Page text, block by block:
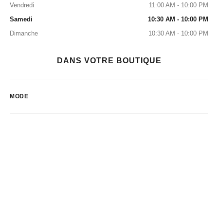
Vendredi
11:00 AM - 10:00 PM
Samedi
10:30 AM - 10:00 PM
Dimanche
10:30 AM - 10:00 PM
DANS VOTRE BOUTIQUE
MODE